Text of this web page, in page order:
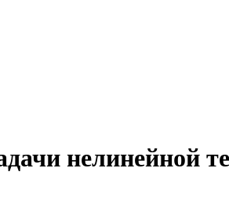
нелинейной